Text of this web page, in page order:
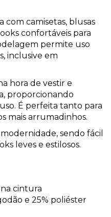
com camisetas, blusas
confortáveis para
permite uso
inclusive em
hora de vestir e
proporcionando
É perfeita tanto para
mais arrumadinhos.
sendo fácil
leves e estilosos.
cintura
e 25% poliéster